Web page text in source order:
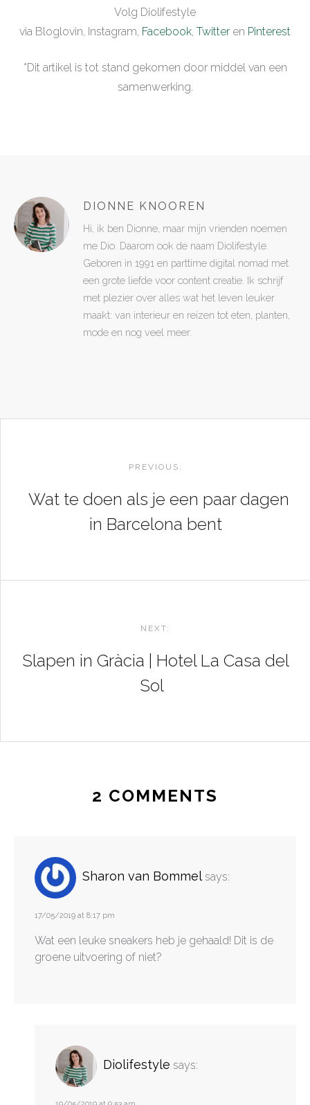
Volg Diolifestyle
via Bloglovin, Instagram, Facebook, Twitter en Pinterest
*Dit artikel is tot stand gekomen door middel van een
samenwerking.
DIONNE KNOOREN
Hi, ik ben Dionne, maar mijn vrienden noemen
me Dio. Daarom ook de naam Diolifestyle.
Geboren in 1991 en parttime digital nomad met
een grote liefde voor content creatie. Ik schrijf
met plezier over alles wat het leven leuker
maakt: van interieur en reizen tot eten, planten,
mode en nog veel meer.
NAVIGATION
PREVIOUS:
Wat te doen als je een paar dagen
in Barcelona bent
NEXT:
Slapen in Gràcia | Hotel La Casa del
Sol
2 COMMENTS
Sharon van Bommel says:
17/05/2019 at 8:17 pm
Wat een leuke sneakers heb je gehaald! Dit is de
groene uitvoering of niet?
Diolifestyle says: